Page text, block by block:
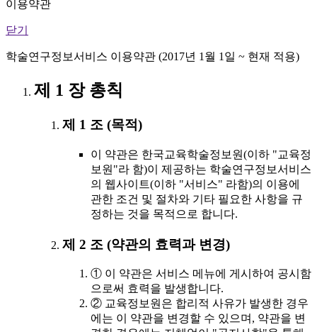
이용약관
닫기
학술연구정보서비스 이용약관 (2017년 1월 1일 ~ 현재 적용)
제 1 장 총칙
제 1 조 (목적)
이 약관은 한국교육학술정보원(이하 "교육정
보원"라 함)이 제공하는 학술연구정보서비스
의 웹사이트(이하 "서비스" 라함)의 이용에
관한 조건 및 절차와 기타 필요한 사항을 규
정하는 것을 목적으로 합니다.
제 2 조 (약관의 효력과 변경)
① 이 약관은 서비스 메뉴에 게시하여 공시함
으로써 효력을 발생합니다.
② 교육정보원은 합리적 사유가 발생한 경우
에는 이 약관을 변경할 수 있으며, 약관을 변